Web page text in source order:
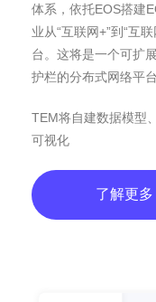
体系，依托EOS搭建
业从“互联网+”到“互
台。这将是一个可扩
护栏的分布式网络平台
TEM将自建数据模型
可视化
了解更多